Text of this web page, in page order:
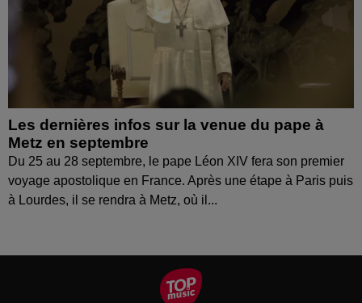
Les dernières infos sur la venue du pape à
Metz en septembre
Du 25 au 28 septembre, le pape Léon XIV fera son premier
voyage apostolique en France. Après une étape à Paris puis
à Lourdes, il se rendra à Metz, où il...